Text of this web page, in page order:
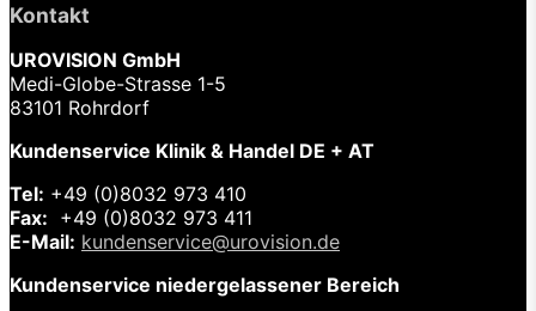
Kontakt
UROVISION GmbH
Medi-Globe-Strasse 1-5
83101 Rohrdorf
Kundenservice Klinik & Handel DE + AT
Tel: +49 (0)8032 973 410
Fax: +49 (0)8032 973 411
E-Mail: kundenservice@urovision.de
Kundenservice niedergelassener Bereich